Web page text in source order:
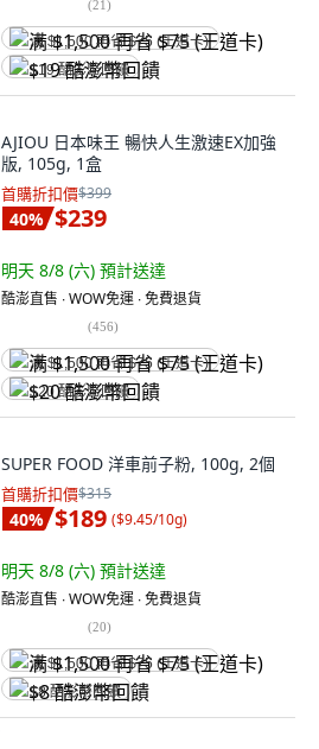
(21)
满 $1,500 再省 $75 (王道卡)
$19 酷澎幣回饋
AJIOU 日本味王 暢快人生激速EX加強
版, 105g, 1盒
首購折扣價$399
40% $239
明天 8/8 (六) 預計送達
酷澎直售 ∙ WOW免運 ∙ 免費退貨
(456)
满 $1,500 再省 $75 (王道卡)
$20 酷澎幣回饋
SUPER FOOD 洋車前子粉, 100g, 2個
首購折扣價$315
40% $189 ($9.45/10g)
明天 8/8 (六) 預計送達
酷澎直售 ∙ WOW免運 ∙ 免費退貨
(20)
满 $1,500 再省 $75 (王道卡)
$8 酷澎幣回饋